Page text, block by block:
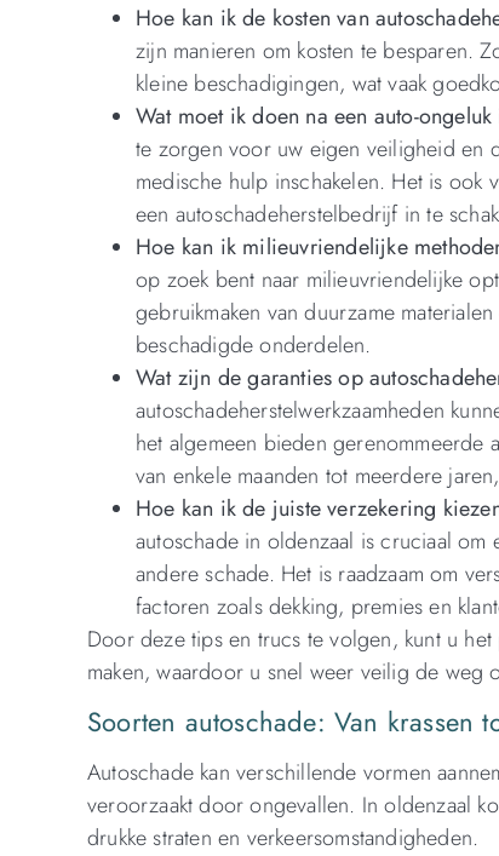
Hoe kan ik de kosten van
zijn manieren om kosten te besparen.
kleine beschadigingen, wat vaak
Wat moet ik doen na een auto-
te zorgen voor uw eigen veiligheid en
medische hulp inschakelen. Het is ook
een autoschadeherstelbedrijf in te
Hoe kan ik milieuvriendelijke
op zoek bent naar milieuvriendelijke
gebruikmaken van duurzame
beschadigde onderdelen.
Wat zijn de garanties op
autoschadeherstelwerkzaamheden
het algemeen bieden gerenommeerde
van enkele maanden tot meerdere
Hoe kan ik de juiste verzekering
autoschade in oldenzaal is cruciaal
andere schade. Het is raadzaam om
factoren zoals dekking, premies en
Door deze tips en trucs te volgen, kunt u
maken, waardoor u snel weer veilig de weg
Soorten autoschade: Van krassen
Autoschade kan verschillende vormen
veroorzaakt door ongevallen. In oldenzaal
drukke straten en verkeersomstandigheden.